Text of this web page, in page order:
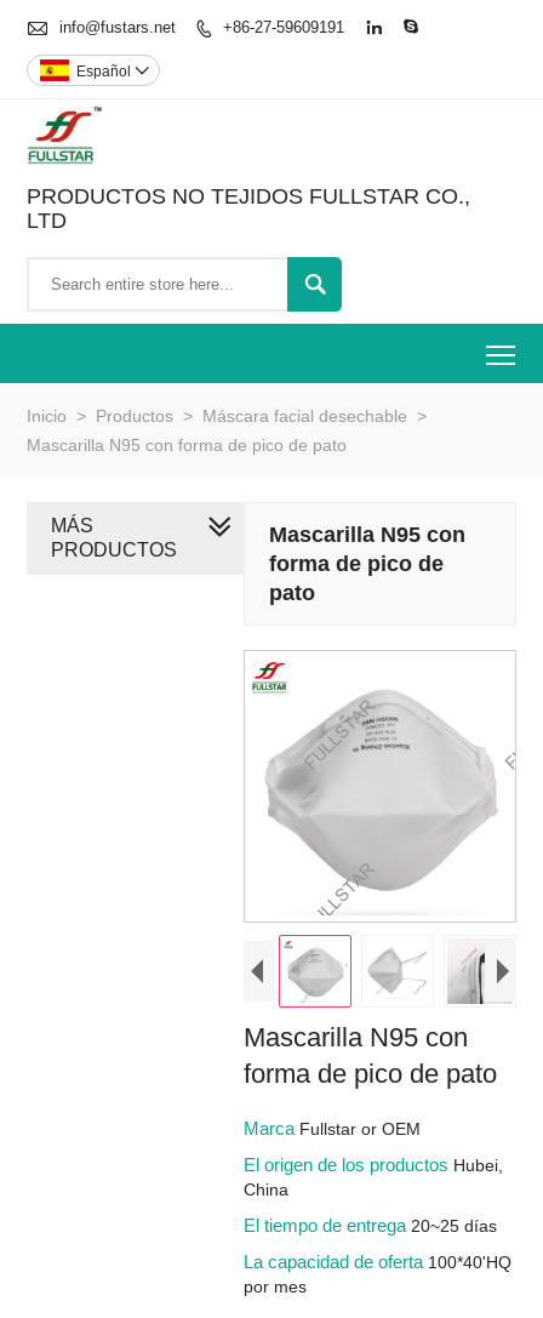
 info@fustars.net  +86-27-59609191  
Español 
PRODUCTOS NO TEJIDOS FULLSTAR CO.,
LTD

Inicio > Productos > Máscara facial desechable >
Mascarilla N95 con forma de pico de pato
Mascarilla N95 con
forma de pico de
pato
Mascarilla N95 con
forma de pico de pato
Marca Fullstar or OEM
El origen de los productos Hubei,
China
El tiempo de entrega 20~25 días
La capacidad de oferta 100*40'HQ
por mes
MÁS
PRODUCTOS